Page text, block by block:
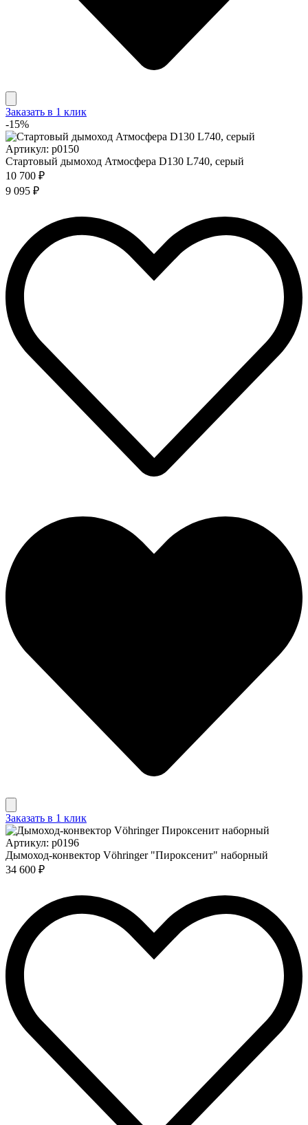
Заказать в 1 клик
-15%
Артикул: p0150
Стартовый дымоход Атмосфера D130 L740, серый
10 700 ₽
9 095 ₽
Заказать в 1 клик
Артикул: p0196
Дымоход-конвектор Vöhringer "Пироксенит" наборный
34 600 ₽